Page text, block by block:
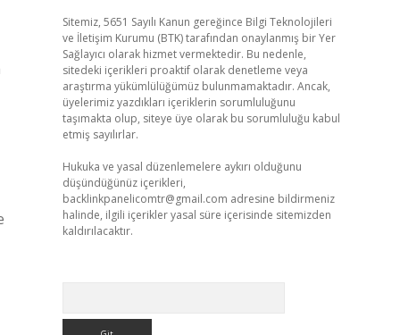
Sitemiz, 5651 Sayılı Kanun gereğince Bilgi Teknolojileri
ve İletişim Kurumu (BTK) tarafından onaylanmış bir Yer
Sağlayıcı olarak hizmet vermektedir. Bu nedenle,
sitedeki içerikleri proaktif olarak denetleme veya
araştırma yükümlülüğümüz bulunmamaktadır. Ancak,
üyelerimiz yazdıkları içeriklerin sorumluluğunu
taşımakta olup, siteye üye olarak bu sorumluluğu kabul
etmiş sayılırlar.
Hukuka ve yasal düzenlemelere aykırı olduğunu
düşündüğünüz içerikleri,
backlinkpanelicomtr@gmail.com adresine bildirmeniz
halinde, ilgili içerikler yasal süre içerisinde sitemizden
kaldırılacaktır.